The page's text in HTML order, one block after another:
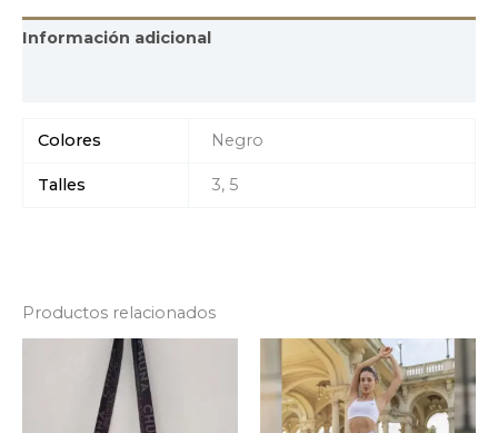
Información adicional
Colores Negro
Talles 3, 5
Productos relacionados